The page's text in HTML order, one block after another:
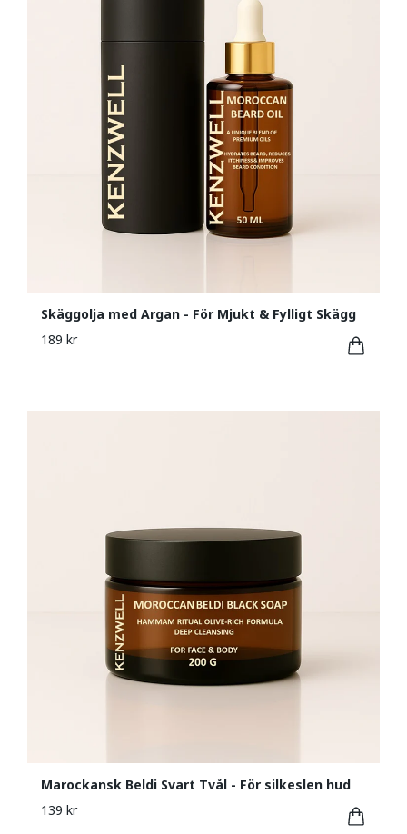
Skäggolja med Argan - För Mjukt & Fylligt Skägg
189 kr
Marockansk Beldi Svart Tvål - För silkeslen hud
139 kr